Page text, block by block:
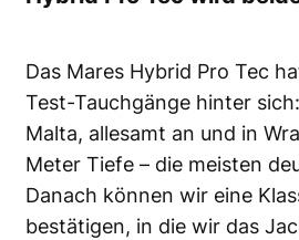
Das Mares Hybrid Pro Tec
Test-Tauchgänge hinter
Malta, allesamt an und in
Meter Tiefe – die meisten
Danach können wir eine
bestätigen, in die wir das